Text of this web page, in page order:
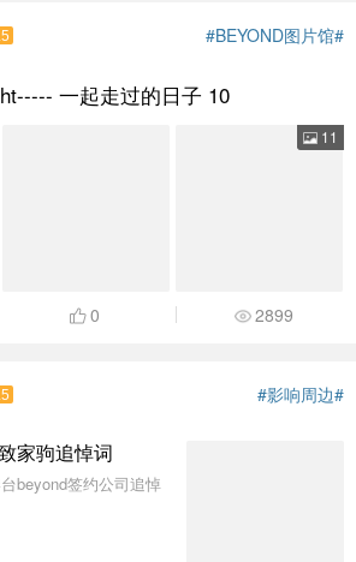
#BEYOND图片馆#
一起走过的日子 10
11
0 2899
#影响周边#
家驹追悼词
beyond签约公司追悼